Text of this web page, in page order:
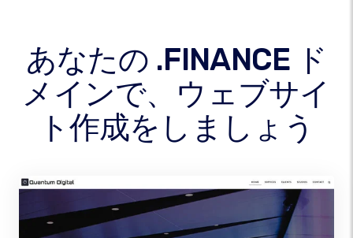
あなたの .FINANCE ド
メインで、ウェブサイ
ト作成をしましょう